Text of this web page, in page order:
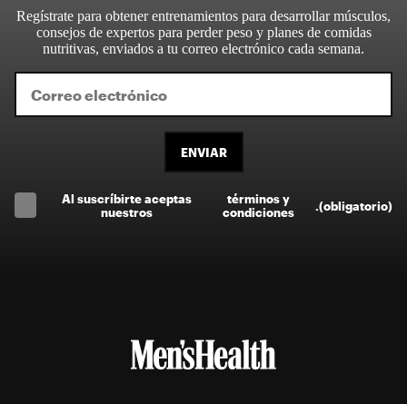
Regístrate para obtener entrenamientos para desarrollar músculos,
consejos de expertos para perder peso y planes de comidas
nutritivas, enviados a tu correo electrónico cada semana.
ENVIAR
Al suscríbirte aceptas
nuestros
términos y
condiciones
(obligatorio)